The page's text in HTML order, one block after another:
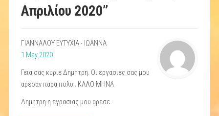
Απριλίου 2020”
ΓΙΑΝΝΑΛΟΥ ΕΥΤΥΧΙΑ - ΙΩΑΝΝΑ
1 May 2020
Γεια σας κυριε Δημητρη. Οι εργασιες σας μου
αρεσαν παρα πολυ . ΚΑΛΟ ΜΗΝΑ
Δημητρη η εγρασιας μου αρεσε